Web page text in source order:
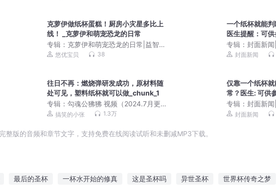
克萝伊做纸杯蛋糕！厨房小灾星多比上
线！ _克萝伊和萌宠恐龙的日常
专辑： 克萝伊和萌宠恐龙的日常|益智启
蒙|恐龙|悠优宝贝
悠优宝贝 38
一个纸杯就能
医生提醒：可
专辑：封面新
封面新闻
往日不再：燃烧弹研发成功，原材料随
处可见，塑料纸杯就可以做_chunk_1
专辑：勾魂公狒狒 视频（2024.7月更
新）搞笑的小张 1.3万
仅靠一个纸杯
常？医生: 可供
专辑：封面新
封面新闻
版的音频和章节文字，支持免费在线阅读试听和未删减MP3下载。
最后的圣杯 一杯水开始的修真 这是圣杯吗 异世圣杯 世界杯传奇之梦